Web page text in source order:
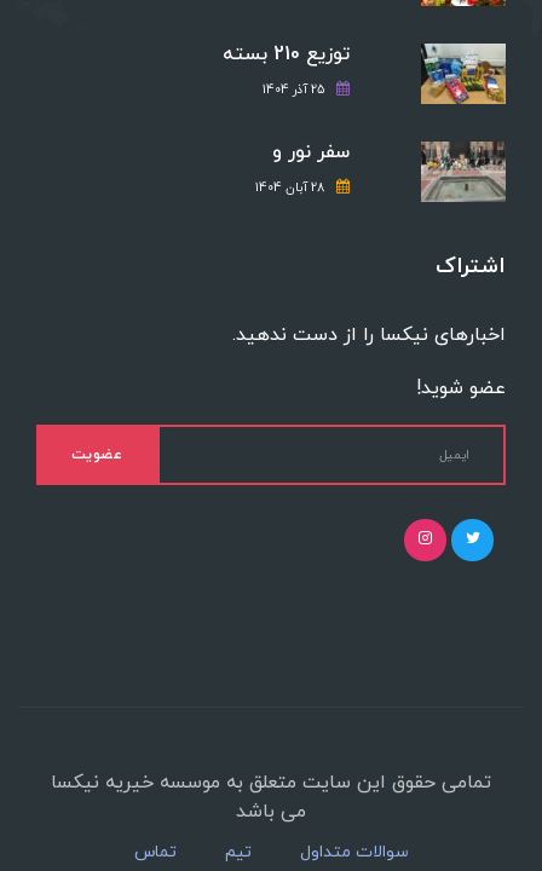
توزیع 210 بسته
25 آذر 1404
سفر نور و
28 آبان 1404
اشتراک
اخبارهای نیکسا را از دست ندهید.
عضو شوید!
عضویت
تمامی حقوق این سایت متعلق به موسسه خیریه نیکسا
می باشد
سوالات متداول تیم تماس